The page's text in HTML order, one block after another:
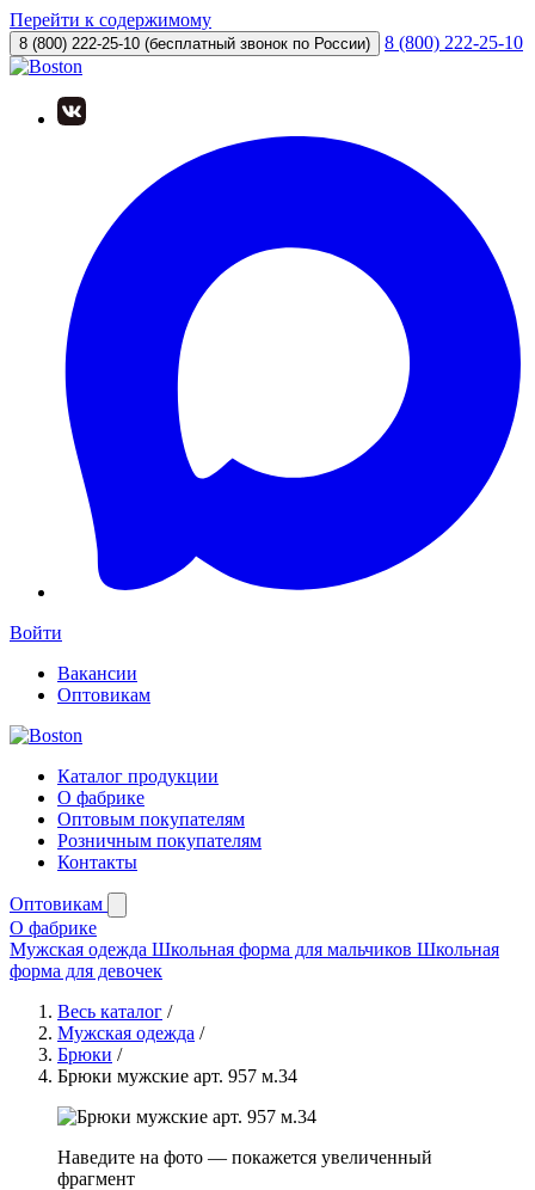
Перейти к содержимому
8 (800) 222-25-10 (бесплатный звонок по России) 8 (800) 222-25-10
Войти
Вакансии
Оптовикам
Каталог продукции
О фабрике
Оптовым покупателям
Розничным покупателям
Контакты
Оптовикам
О фабрике
Мужская одежда Школьная форма для мальчиков Школьная
форма для девочек
Весь каталог /
Мужская одежда /
Брюки /
Брюки мужские арт. 957 м.34
Наведите на фото — покажется увеличенный
фрагмент